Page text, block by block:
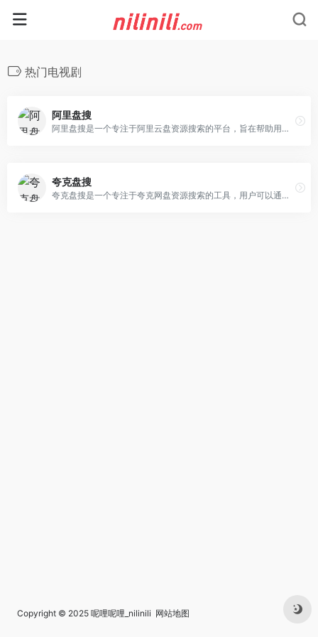
热门电视剧
阿里盘搜
阿里盘搜是一个专注于阿里云盘资源搜索的平台，旨在帮助用户快速找到并获取存储在阿里云盘中的各类文件资源。该平台通过强大的搜索引擎技术，对海量云盘资源进行索引和分类，使用户能够轻松搜索到所需的文档、图片、视频、音频等文件。阿里盘搜的主要特点包括：高效搜索：采用先进的搜索算法，实现对阿里云盘资源的快速检索，帮助用户节省大量时间。资源丰富：覆盖多种类型的资源，如影视、小说、学习资料、软件等，并且每天实时更新资源，确保用户获取到的是最新、最全面的资源信息。简洁易用：界面设计简洁明了，用户无需安装任何软件，即可在线使用，操作便捷。隐私保护：严格遵守隐私政策，保障用户搜索行为的安全性和隐私性。社区互动：内置用户评论和分享功能，促进用户之间的交流与资源共享。阿里盘搜还支持多种筛选条件，帮助用户从海量搜索结果中快速定位到目标资源。此外，该平台注重用户体验，提供无广告的简洁界面，并支持多种浏览器访问。然而，由于网络环境的复杂性和资源的不确定性，用户在使用时仍需注意甄别资源的真实性和合法性，避免侵犯他人版权或下载恶意软件。阿里盘搜是一个功能强大且便捷的阿里云盘资源搜索工具，适合需要查找各类云盘资源的用户使用。
夸克盘搜
夸克盘搜是一个专注于夸克网盘资源搜索的工具，用户可以通过它快速找到夸克网盘中的各类资源，包括影视、小说、电视剧、动漫、电子书等。夸克盘搜的界面简洁，无广告干扰，搜索结果分类清晰，方便用户快速定位所需资源。夸克盘搜的网址是，该网站由夸父资源社运营，专注于分享夸克网盘资源，内容涵盖电影、剧集、动漫、书籍资料、音乐音频等，资源种类丰富。此外，夸克盘搜还支持多种文件格式的搜索，并且资源实时更新，确保用户能够获取最新的资源。夸克盘搜与其他夸克网盘资源搜索引擎类似，如趣盘搜和爱盘搜，这些工具都旨在提高用户在夸克网盘上查找资源的效率。通过使用夸克盘搜，用户可以更便捷地获取所需的资源，而无需在多个平台之间切换。
Copyright © 2025 呢哩呢哩_nilinili 网站地图